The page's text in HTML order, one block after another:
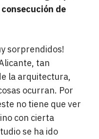
consecución de
sorprendidos!
tan
la arquitectura,
ocurran. Por
no tiene que ver
con cierta
se ha ido